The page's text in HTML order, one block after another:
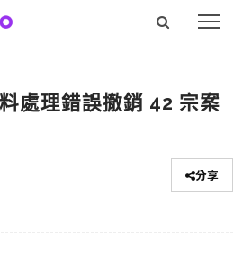
處理錯誤撤銷 42 宗案
分享